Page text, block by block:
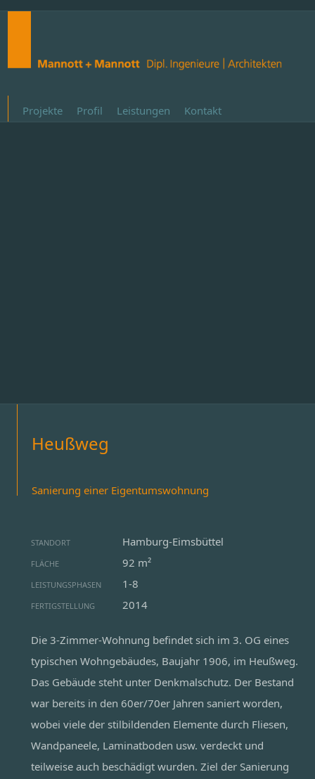
Projekte Profil Leistungen Kontakt
Heußweg
Sanierung einer Eigentumswohnung
STANDORT Hamburg-Eimsbüttel
FLÄCHE 92 m²
LEISTUNGSPHASEN 1-8
FERTIGSTELLUNG 2014
Die 3-Zimmer-Wohnung befindet sich im 3. OG eines
typischen Wohngebäudes, Baujahr 1906, im Heußweg.
Das Gebäude steht unter Denkmalschutz. Der Bestand
war bereits in den 60er/70er Jahren saniert worden,
wobei viele der stilbildenden Elemente durch Fliesen,
Wandpaneele, Laminatboden usw. verdeckt und
teilweise auch beschädigt wurden. Ziel der Sanierung